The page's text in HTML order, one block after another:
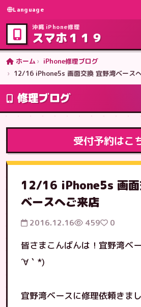
Language
沖縄 iPhone修理
スマホ１１９
ホーム
iPhone修理ブログ
12/16 iPhone5s 画面交換 宜野湾ベース
修理ブログ
受付予約はこ
12/16 iPhone5s 画面
ベースへご来店
2016.12.16 459 0
皆さまこんばんは！宜野湾ベ
´∀｀*)
宜野湾ベースに修理依頼きま